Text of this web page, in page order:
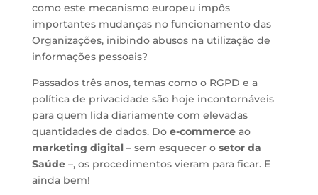
como este mecanismo europeu impôs
importantes mudanças no funcionamento das
Organizações, inibindo abusos na utilização de
informações pessoais?
Passados três anos, temas como o RGPD e a
política de privacidade são hoje incontornáveis
para quem lida diariamente com elevadas
quantidades de dados. Do e-commerceao
marketing digital– sem esquecer o setor da
Saúde–, os procedimentos vieram para ficar. E
ainda bem!